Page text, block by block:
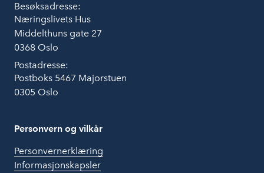
Besøksadresse:
Næringslivets Hus
Middelthuns gate 27
0368 Oslo
Postadresse:
Postboks 5467 Majorstuen
0305 Oslo
Personvern og vilkår
Personvernerklæring
Informasjonskapsler